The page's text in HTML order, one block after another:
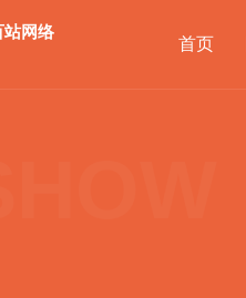
站网络
首页